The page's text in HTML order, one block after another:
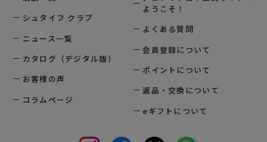
シュタイフ クラブ
ニュース一覧
カタログ（デジタル版）
お客様の声
コラムページ
ようこそ！
よくある質問
会員登録について
ポイントについて
返品・交換について
eギフトについて